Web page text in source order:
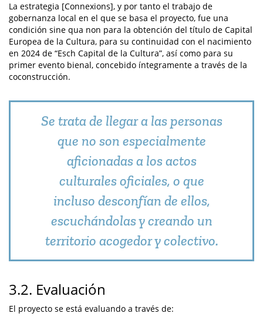
La estrategia [Connexions], y por tanto el trabajo de
gobernanza local en el que se basa el proyecto, fue una
condición sine qua non para la obtención del título de Capital
Europea de la Cultura, para su continuidad con el nacimiento
en 2024 de “Esch Capital de la Cultura”, así como para su
primer evento bienal, concebido íntegramente a través de la
coconstrucción.
Se trata de llegar a las personas
que no son especialmente
aficionadas a los actos
culturales oficiales, o que
incluso desconfían de ellos,
escuchándolas y creando un
territorio acogedor y colectivo.
3.2. Evaluación
El proyecto se está evaluando a través de: